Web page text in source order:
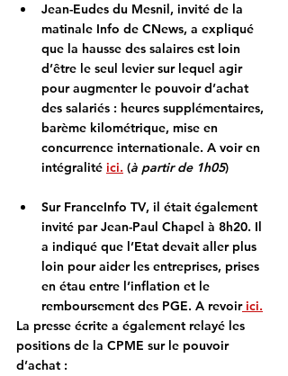
Jean-Eudes du Mesnil, invité de la
matinale Info de CNews, a expliqué
que la hausse des salaires est loin
d’être le seul levier sur lequel agir
pour augmenter le pouvoir d’achat
des salariés : heures supplémentaires,
barème kilométrique, mise en
concurrence internationale. A voir en
intégralité ici. (à partir de 1h05)
Sur FranceInfo TV, il était également
invité par Jean-Paul Chapel à 8h20. Il
a indiqué que l’Etat devait aller plus
loin pour aider les entreprises, prises
en étau entre l’inflation et le
remboursement des PGE. A revoir ici.
La presse écrite a également relayé les
positions de la CPME sur le pouvoir
d’achat :